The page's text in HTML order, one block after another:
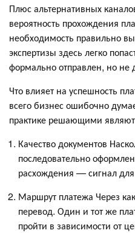
Плюс альтернативных
вероятность прохождения
необходимость правильно
экспертизы здесь легко
формально отправлен, но не
Что влияет на успешность
всего бизнес ошибочно
практике решающими
Качество документов
последовательно
расхождения — сигнал
Маршрут платежа Через
перевод. Один и тот же
пройти в зависимости от